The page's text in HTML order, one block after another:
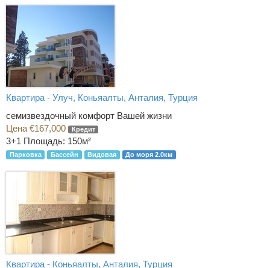
Квартира - Улуч, Коньяалты, Анталия, Турция
семизвездочный комфорт Вашей жизни
Цена €167,000
Кредит
3+1 Площадь: 150м²
Парковка Бассейн Видовая До моря 2.0км
Квартира - Коньяалты, Анталия, Турция